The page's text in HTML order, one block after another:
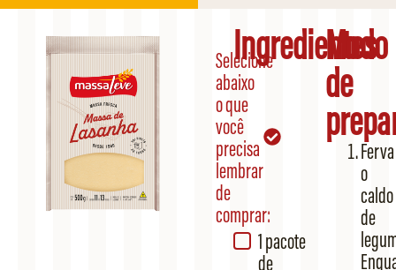
Ingredientes
Selecione
abaixo
o que
você
precisa
lembrar
de
comprar:
1 pacote
de
Modo
de
Ferva
o
caldo
de